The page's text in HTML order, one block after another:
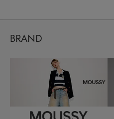
BRAND